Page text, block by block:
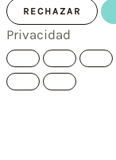
RECHAZAR
Privacidad